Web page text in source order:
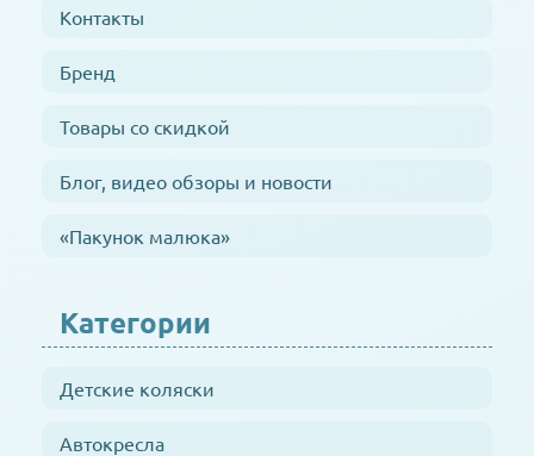
Контакты
Бренд
Товары со скидкой
Блог, видео обзоры и новости
«Пакунок малюка»
Категории
Детские коляски
Автокресла